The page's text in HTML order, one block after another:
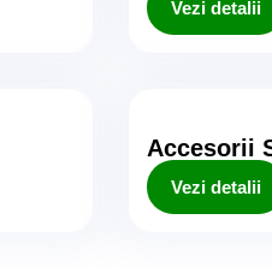
Vezi detalii
Accesorii
Vezi detalii